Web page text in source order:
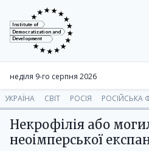
Institute of
Democratization and
Development
неділя 9-го серпня 2026
УКРАЇНА СВІТ РОСІЯ РОСІЙСЬКА
Некрофілія або
неоімперської